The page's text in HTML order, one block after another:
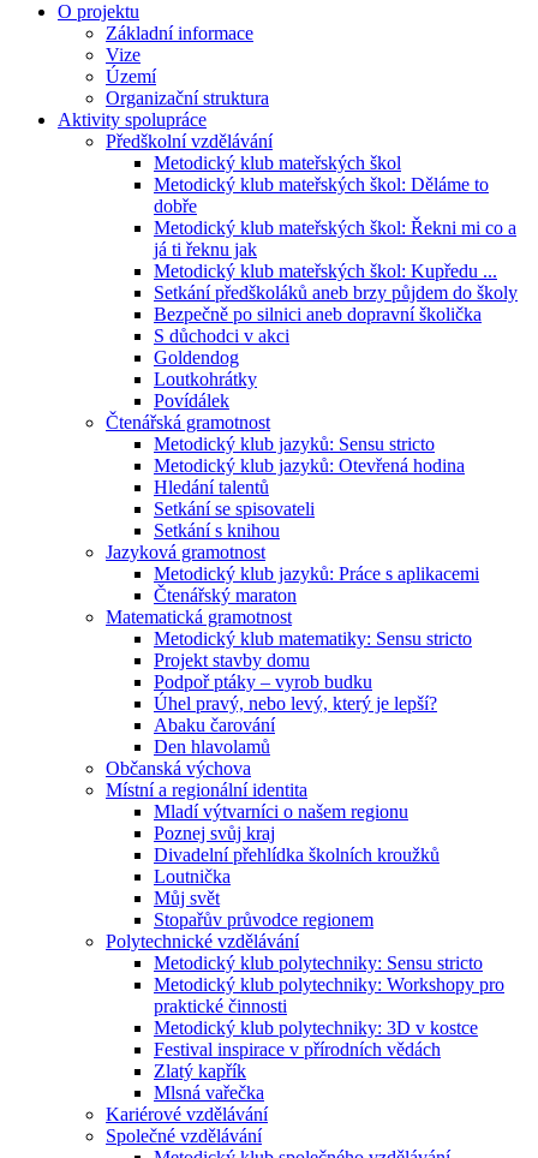
O projektu
Základní informace
Vize
Území
Organizační struktura
Aktivity spolupráce
Předškolní vzdělávání
Metodický klub mateřských škol
Metodický klub mateřských škol: Děláme to
dobře
Metodický klub mateřských škol: Řekni mi co a
já ti řeknu jak
Metodický klub mateřských škol: Kupředu ...
Setkání předškoláků aneb brzy půjdem do školy
Bezpečně po silnici aneb dopravní školička
S důchodci v akci
Goldendog
Loutkohrátky
Povídálek
Čtenářská gramotnost
Metodický klub jazyků: Sensu stricto
Metodický klub jazyků: Otevřená hodina
Hledání talentů
Setkání se spisovateli
Setkání s knihou
Jazyková gramotnost
Metodický klub jazyků: Práce s aplikacemi
Čtenářský maraton
Matematická gramotnost
Metodický klub matematiky: Sensu stricto
Projekt stavby domu
Podpoř ptáky – vyrob budku
Úhel pravý, nebo levý, který je lepší?
Abaku čarování
Den hlavolamů
Občanská výchova
Místní a regionální identita
Mladí výtvarníci o našem regionu
Poznej svůj kraj
Divadelní přehlídka školních kroužků
Loutnička
Můj svět
Stopařův průvodce regionem
Polytechnické vzdělávání
Metodický klub polytechniky: Sensu stricto
Metodický klub polytechniky: Workshopy pro
praktické činnosti
Metodický klub polytechniky: 3D v kostce
Festival inspirace v přírodních vědách
Zlatý kapřík
Mlsná vařečka
Kariérové vzdělávání
Společné vzdělávání